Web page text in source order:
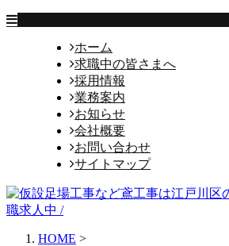
ホーム
求職中の皆さまへ
採用情報
業務案内
お知らせ
会社概要
お問い合わせ
サイトマップ
HOME >